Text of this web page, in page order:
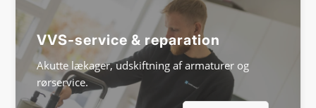
VVS-service& reparation
Akutte lækager, udskiftning af armaturer og
rørservice.